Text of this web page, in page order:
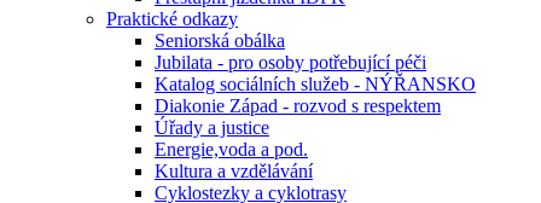
Praktické odkazy
Seniorská obálka
Jubilata - pro osoby potřebující péči
Katalog sociálních služeb - NÝŘANSKO
Diakonie Západ - rozvod s respektem
Úřady a justice
Energie,voda a pod.
Kultura a vzdělávání
Cyklostezky a cyklotrasy